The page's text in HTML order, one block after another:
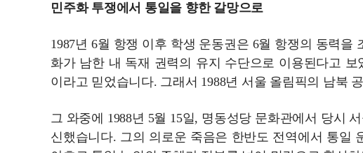
민주화 투쟁에서 통일을 향한 갈망으로
1987년 6월 항쟁 이후 학생 운동권은 6월 항쟁의 동력
화가 남한 내 독재 권력의 유지 수단으로 이용된다고
이라고 믿었습니다. 그래서 1988년 서울 올림픽의 남북
그 와중에 1988년 5월 15일, 명동성당 문화관에서 당시
신했습니다. 그의 의로운 죽음은 한반도 전역에서 통일